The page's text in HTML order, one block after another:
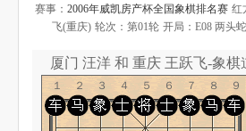
残局破解
象棋小游戏
赛事： 2006年威凯房产杯全国象棋排名赛 红
飞(重庆) 轮次：第01轮 开局：E08 两头
厦门 汪洋 和 重庆 王跃飞-象棋
１２３４５６７８９